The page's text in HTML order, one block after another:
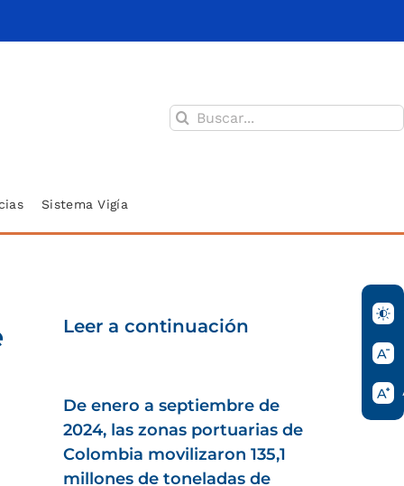
Buscar:
Sistema Vigía
Leer a continuación
De enero a septiembre de
2024, las zonas portuarias de
Colombia movilizaron 135,1
millones de toneladas de